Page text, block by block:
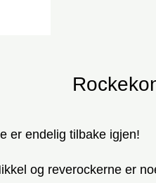
er endelig tilbake igjen!
og reverockerne er